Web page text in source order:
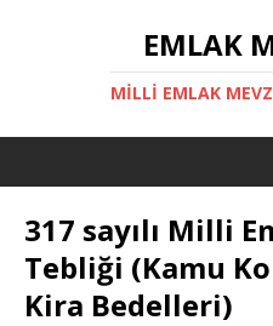
EMLAK
MILLI EMLAK
317 sayılı Milli
Tebliği (Kamu
Kira Bedelleri)